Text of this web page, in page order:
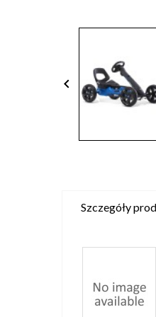
keyboard_arrow_left
Szczegóły